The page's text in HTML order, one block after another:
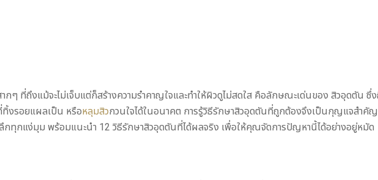
กๆ ที่ถึงแม้จะไม่เจ็บแต่ก็สร้างความรำคาญใจและทำให้ผิวดูไม่สดใส คือลักษณะเด่นของ สิวอุดตัน
งรอยแผลเป็น หรือหลุมสิวกวนใจได้ในอนาคต การรู้วิธีรักษาสิวอุดตันที่ถูกต้องจึงเป็นกุญแจสำ
ะลึกทุกแง่มุม พร้อมแนะนำ 12 วิธีรักษาสิวอุดตันที่ได้ผลจริง เพื่อให้คุณจัดการปัญหานี้ได้อย่างอยู่หมัด